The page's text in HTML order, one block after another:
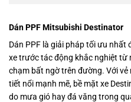
Dán PPF Mitsubishi Destinator
Dán PPF là giải pháp tối ưu nhất
xe trước tác động khắc nghiệt từ
chạm bất ngờ trên đường. Với vẻ
tiết nổi mạnh mẽ, bề mặt xe
do mưa gió hay đá văng trong